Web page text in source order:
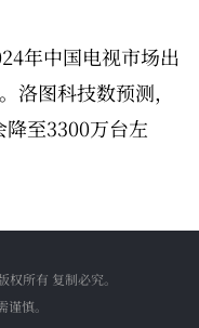
年中国电视市场出
洛图科技数预测，
至3300万台左
所有 复制必究。
慎。